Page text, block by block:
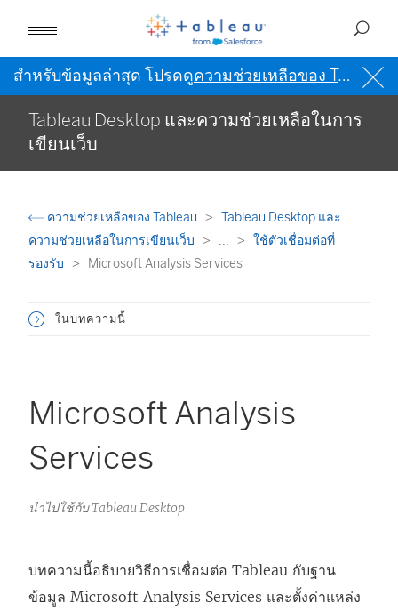
สำหรับข้อมูลล่าสุด โปรดดูความช่วยเหลือของ Tableau เป็นภาษาอังกฤษ (สหรัฐอเมริกา)
Tableau Desktop และความช่วยเหลือในการ
เขียนเว็บ
ความช่วยเหลือของ Tableau
Tableau Desktop และ
ความช่วยเหลือในการเขียนเว็บ
...
ใช้ตัวเชื่อมต่อที่
รองรับ
Microsoft Analysis Services
ในบทความนี้
Microsoft Analysis
Services
นำไปใช้กับ Tableau Desktop
บทความนี้อธิบายวิธีการเชื่อมต่อ Tableau กับฐาน
ข้อมูล Microsoft Analysis Services และตั้งค่าแหล่ง